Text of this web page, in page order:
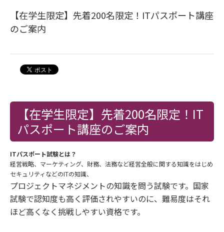
【在学生限定】先着200名限定！ITパスポート講座
のご案内
【在学生限定】先着200名限定！IT
パスポート講座のご案内
ITパスポート試験とは？
経営戦略、マーケティング、財務、 法務など経営全般に関する知識をはじめ
セキュリティなどのITの知識、
プロジェクトマネジメントの知識を問う試験です。国家
試験で認知度も高く評価されやすいのに、難易度はそれ
ほど高くなく挑戦しやすい資格です。